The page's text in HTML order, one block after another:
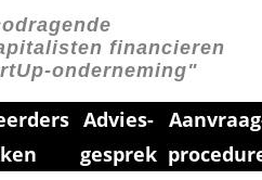
financieren
onderneming"
Advies­
gesprek